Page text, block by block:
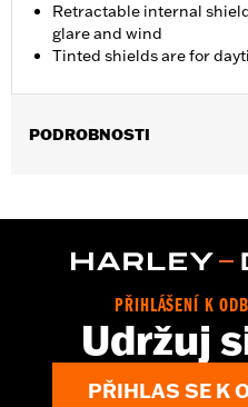
Retractable internal
glare and wind
Tinted shields are for
PODROBNOSTI
Collection:Genuine
d.com/warrantyfor full details
PŘIHLÁŠENÍ K
Udržuj
PŘIHLAS SE K